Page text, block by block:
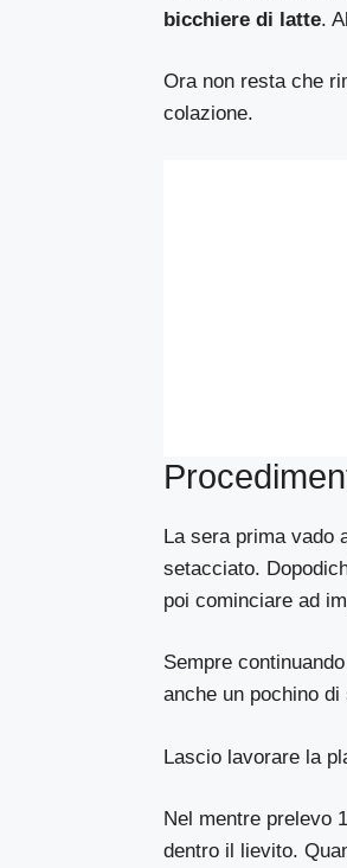
bicchiere di latte.
Ora non resta che
colazione.
La sera prima vado
setacciato.
poi cominciare ad
Sempre
anche un pochino di
Lascio lavorare la
Nel mentre prelevo
dentro il lievito.